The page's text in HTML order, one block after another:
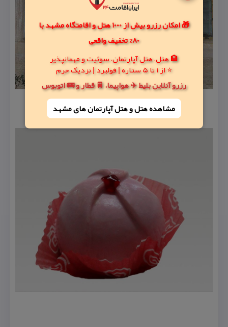
🎁 امکان رزرو بیش از 1000 هتل و اقامتگاه مشهد با
80% تخفیف واقعی
🏨 هتل، هتل آپارتمان، سوئیت و مهمانپذیر
⭐ از 1 تا 5 ستاره | فولبرد | نزدیک حرم
رزرو آنلاین بلیط ✈️ هواپیما، 🚆 قطار و 🚌 اتوبوس
مشاهده هتل و هتل‌ آپارتمان های مشهد